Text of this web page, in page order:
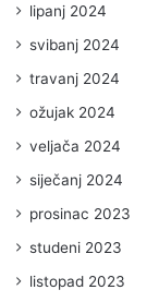
lipanj 2024
svibanj 2024
travanj 2024
ožujak 2024
veljača 2024
siječanj 2024
prosinac 2023
studeni 2023
listopad 2023